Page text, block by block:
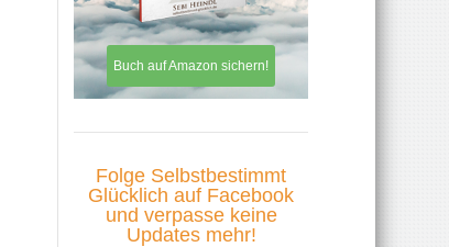
Buch auf Amazon sichern!
Folge Selbstbestimmt
Glücklich auf Facebook
und verpasse keine
Updates mehr!